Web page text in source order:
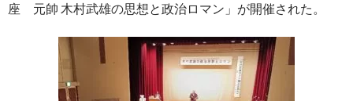
座 元帥 木村武雄の思想と政治ロマン」が開催された。